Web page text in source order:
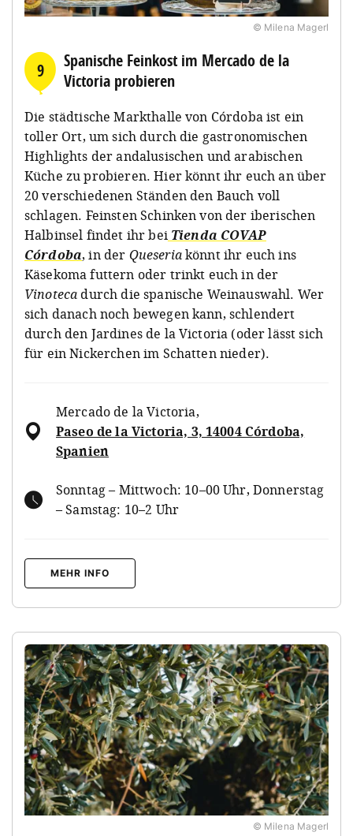
© Milena Magerl
9
Spanische Feinkost im Mercado de la
Victoria probieren
Die städtische Markthalle von Córdoba ist ein
toller Ort, um sich durch die gastronomischen
Highlights der andalusischen und arabischen
Küche zu probieren. Hier könnt ihr euch an über
20 verschiedenen Ständen den Bauch voll
schlagen. Feinsten Schinken von der iberischen
Halbinsel findet ihr beiTienda COVAP
Córdoba, in der Queseriakönnt ihr euch ins
Käsekoma futtern oder trinkt euch in der
Vinoteca durch die spanische Weinauswahl. Wer
sich danach noch bewegen kann, schlendert
durch den Jardines de la Victoria (oder lässt sich
für ein Nickerchen im Schatten nieder).
Mercado de la Victoria,
Paseo de la Victoria, 3, 14004 Córdoba,
Spanien
Sonntag – Mittwoch: 10–00 Uhr, Donnerstag
– Samstag: 10–2 Uhr
MEHR INFO
© Milena Magerl